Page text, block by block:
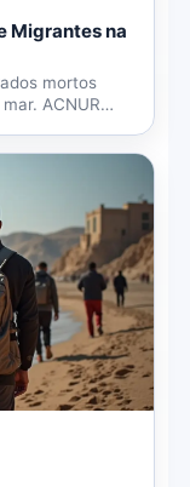
Migrantes na
mortos
ACNUR